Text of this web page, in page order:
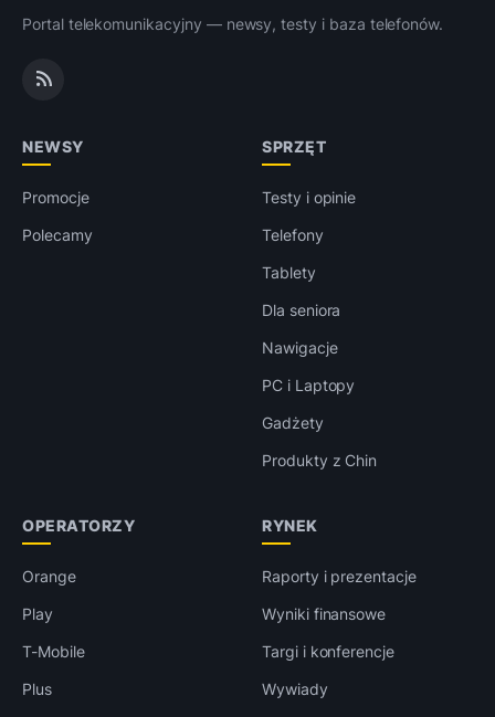
Portal telekomunikacyjny — newsy, testy i baza telefonów.
NEWSY
Promocje
Polecamy
SPRZĘT
Testy i opinie
Telefony
Tablety
Dla seniora
Nawigacje
PC i Laptopy
Gadżety
Produkty z Chin
OPERATORZY
Orange
Play
T-Mobile
Plus
RYNEK
Raporty i prezentacje
Wyniki finansowe
Targi i konferencje
Wywiady